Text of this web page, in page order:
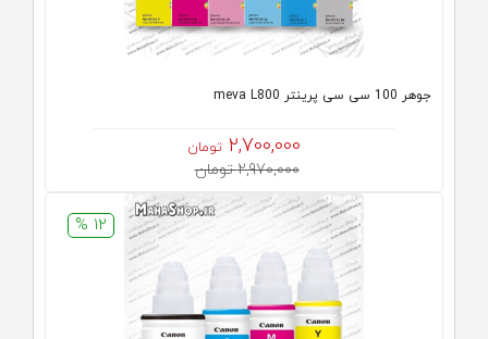
جوهر 100 سی سی پرینتر meva L800
2,700,000 تومان
2,970,000 تومان
12 %